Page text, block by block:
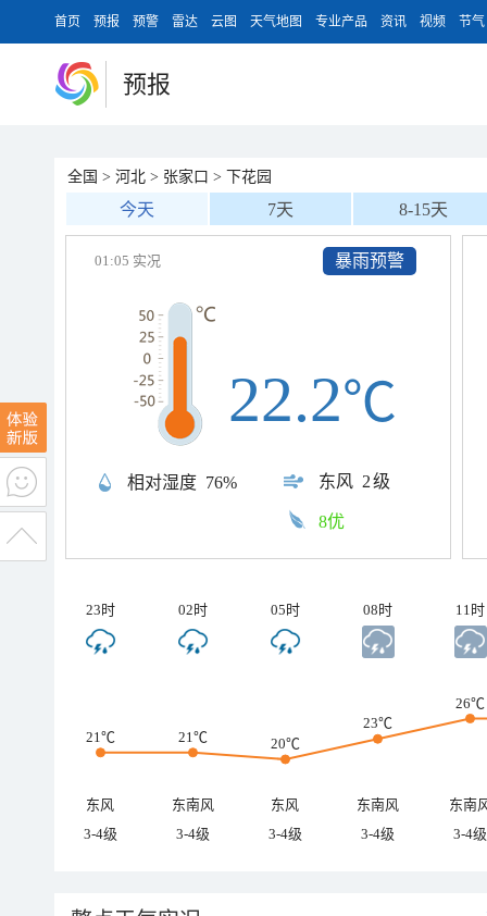
首页 预报 预警 雷达 云图 天气地图 专业产品 资讯 视频 节气
预报
全国 > 河北 > 张家口 > 下花园
今天 7天 8-15天
暴雨预警
01:05 实况
相对湿度 76% 东风 2级
22.2℃
8优
23时 02时 05时 08时 11时
21℃ 21℃ 20℃
23℃
26℃
东风 东南风 东风 东南风
东南
3-4级
3-4级 3-4级 3-4级 3-4级